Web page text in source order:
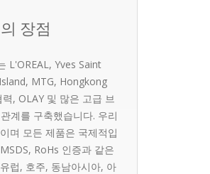
장점
L'OREAL, Yves Saint
MTG, Hongkong
, OLAY 및 많은 고급 브
계를 구축했습니다. 우리
며 모든 제품은 국제적입
RoHs 인증과 같은
럽, 호주, 동남아시아, 아